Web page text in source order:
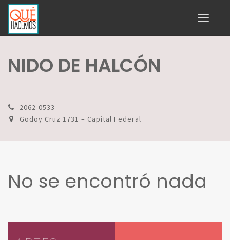
Toggle
NIDO DE HALCÓN
2062-0533
Godoy Cruz 1731 – Capital Federal
No se encontró nada